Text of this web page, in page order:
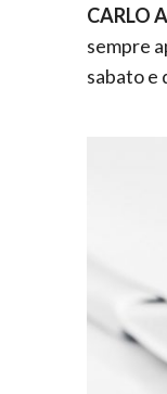
CARLO
sempre
sabato e